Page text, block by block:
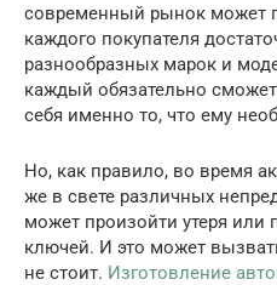
современный рынок может
каждого покупателя
разнообразных марок и
каждый обязательно
себя именно то, что ему
Но, как правило, во время
же в свете различных
может произойти утеря
ключей. И это может
не стоит. Изготовление